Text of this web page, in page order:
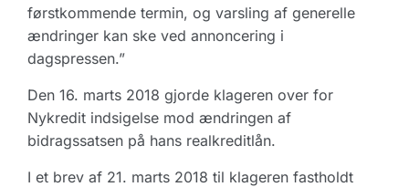
førstkommende termin, og varsling af generelle
ændringer kan ske ved annoncering i
dagspressen.”
Den 16. marts 2018 gjorde klageren over for
Nykredit indsigelse mod ændringen af
bidragssatsen på hans realkreditlån.
I et brev af 21. marts 2018 til klageren fastholdt